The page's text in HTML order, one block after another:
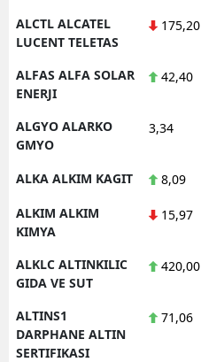
ALCTL ALCATEL
LUCENT TELETAS
175,20
ALFAS ALFA SOLAR
ENERJI
42,40
ALGYO ALARKO
GMYO
3,34
ALKA ALKIM KAGIT 8,09
ALKIM ALKIM
KIMYA
15,97
ALKLC ALTINKILIC
GIDA VE SUT
420,00
ALTINS1
DARPHANE ALTIN
SERTIFIKASI
71,06